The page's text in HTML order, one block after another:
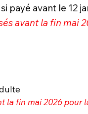
payé avant le 12
avant la fin mai
la fin mai 2026 pour